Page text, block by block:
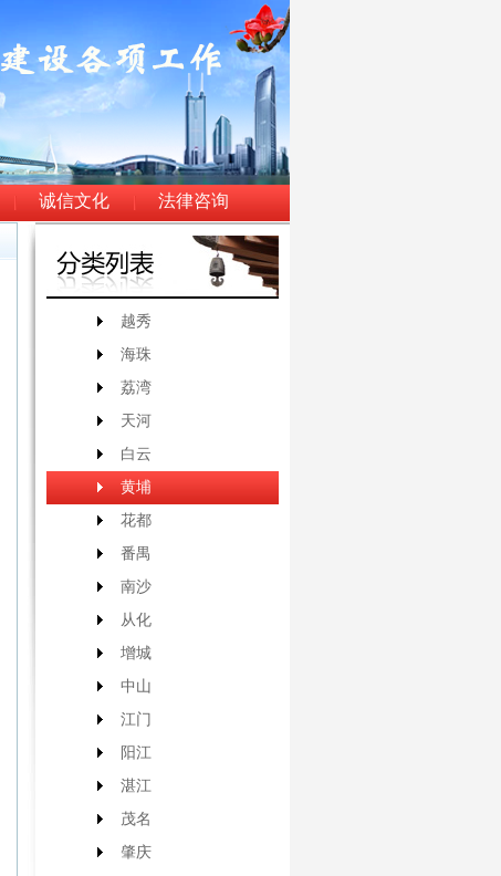
诚信文化 法律咨询
越秀
海珠
荔湾
天河
白云
黄埔
花都
番禺
南沙
从化
增城
中山
江门
阳江
湛江
茂名
肇庆